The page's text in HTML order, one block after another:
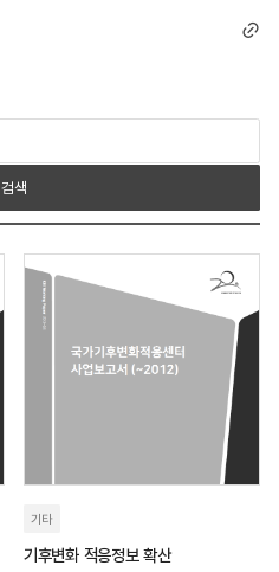
링
검색
기타
기후변화 적응정보 확산